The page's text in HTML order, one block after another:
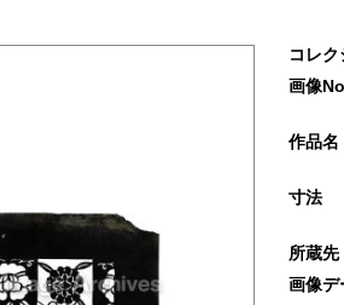
コレ
画像
作品名
寸法
所蔵先
画像デ